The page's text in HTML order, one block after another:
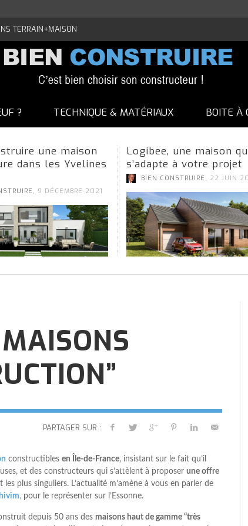
TERRAIN+MAISON
D’EXCEPTION
?
D’EXCEPTION
TECHNIQUE & MATÉRIAUX
PASSIVE
BOITE À
AVEZ-VOUS PENSÉ À L’AMÉNAGEMENT
D’EXCEPTION
une maison
dans les Yvelines
, 9 DÉCEMBRE 2021
Logibee, une maison
s’adapte à votre projet
BIEN CONSTRUIRE , 22 JUIN
PARTAGER SUR :
constructibles en Île-de-France, insistant sur le fait qu’il
et des constructeurs qui s’attèlent à proposer une offre
plus singuliers. L’actualité m’amène à vous en parler de
, pour le représenter sur l’Essonne.
depuis 50 ans des maisons haut de gamme “très